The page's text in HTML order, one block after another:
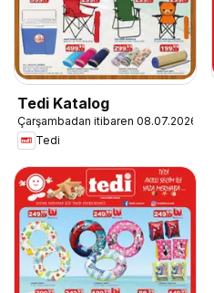
Tedi Katalog
Çarşambadan itibaren 08.07.2026
Tedi